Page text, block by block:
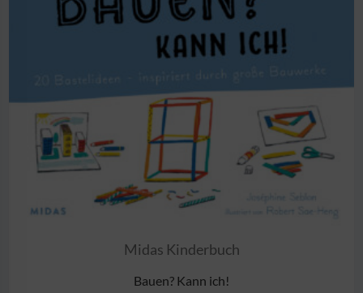
Midas Kinderbuch
Bauen? Kann ich!